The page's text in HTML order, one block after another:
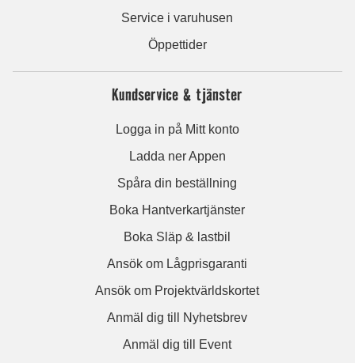
Service i varuhusen
Öppettider
Kundservice & tjänster
Logga in på Mitt konto
Ladda ner Appen
Spåra din beställning
Boka Hantverkartjänster
Boka Släp & lastbil
Ansök om Lågprisgaranti
Ansök om Projektvärldskortet
Anmäl dig till Nyhetsbrev
Anmäl dig till Event